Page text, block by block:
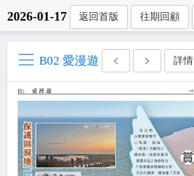
2026-01-17 返回首版 往期回顧
B02 愛漫遊 詳情